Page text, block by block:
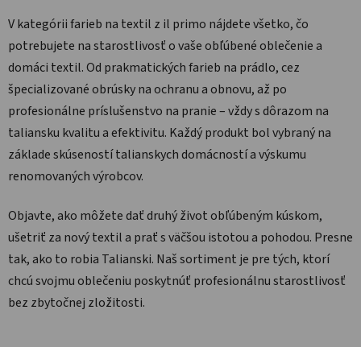
V kategórii farieb na textil z il primo nájdete všetko, čo
potrebujete na starostlivosť o vaše obľúbené oblečenie a
domáci textil. Od prakmatických farieb na prádlo, cez
špecializované obrúsky na ochranu a obnovu, až po
profesionálne príslušenstvo na pranie – vždy s dôrazom na
taliansku kvalitu a efektivitu. Každý produkt bol vybraný na
základe skúseností talianskych domácností a výskumu
renomovaných výrobcov.
Objavte, ako môžete dať druhý život obľúbeným kúskom,
ušetriť za nový textil a prať s väčšou istotou a pohodou. Presne
tak, ako to robia Talianski. Naš sortiment je pre tých, ktorí
chcú svojmu oblečeniu poskytnúť profesionálnu starostlivosť
bez zbytočnej zložitosti.